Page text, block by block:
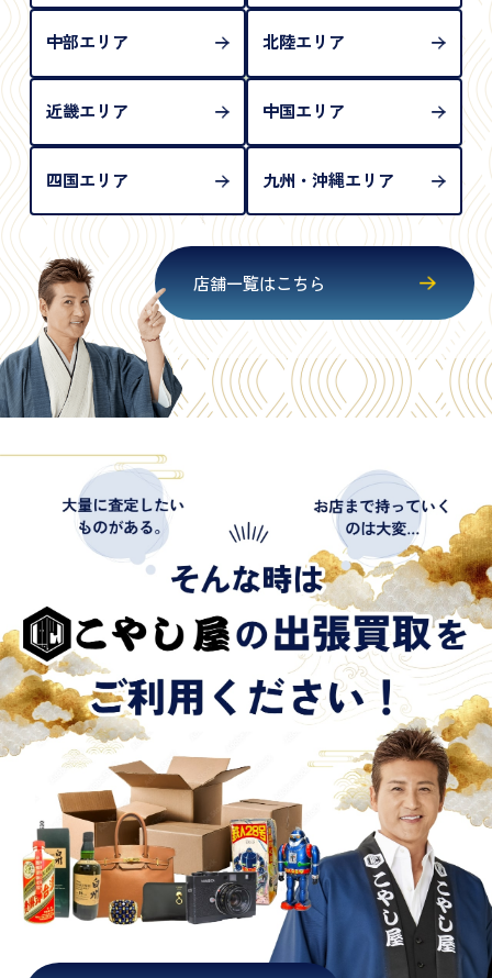
中部エリア 北陸エリア
近畿エリア 中国エリア
四国エリア 九州・沖縄エリア
店舗一覧はこちら